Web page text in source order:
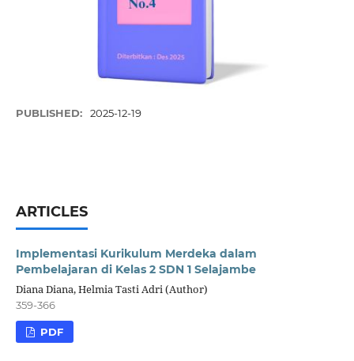
PUBLISHED: 2025-12-19
ARTICLES
Implementasi Kurikulum Merdeka dalam
Pembelajaran di Kelas 2 SDN 1 Selajambe
Diana Diana, Helmia Tasti Adri (Author)
359-366
PDF